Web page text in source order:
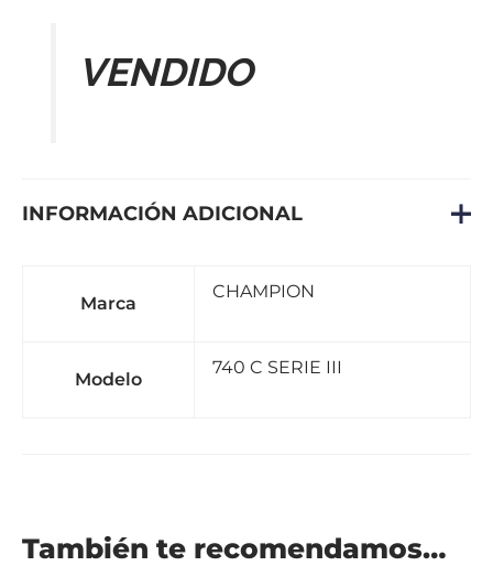
VENDIDO
INFORMACIÓN ADICIONAL
Marca
CHAMPION
Modelo
740 C SERIE III
También te recomendamos…